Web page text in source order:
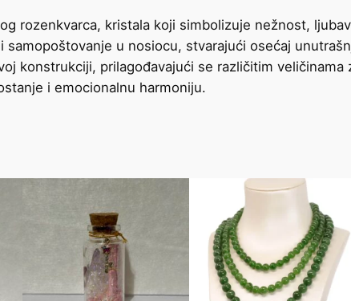
rozenkvarca, kristala koji simbolizuje nežnost,
u nosiocu, stvarajući osećaj
konstrukciji, prilagođavajući se različitim veličinama
i emocionalnu harmoniju.